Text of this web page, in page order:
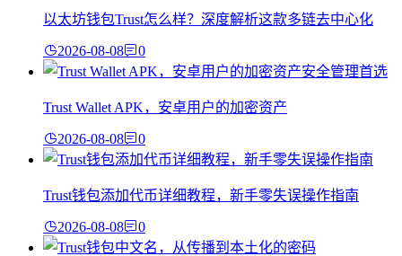
以太坊钱包Trust怎么样？深度解析这款多链去中心化
2026-08-08 0
Trust Wallet APK，安卓用户的加密资产
2026-08-08 0
Trust钱包添加代币详细教程，新手零失误操作指南
2026-08-08 0